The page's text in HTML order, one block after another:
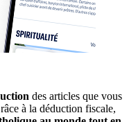
des articles que vous
à la déduction fiscale,